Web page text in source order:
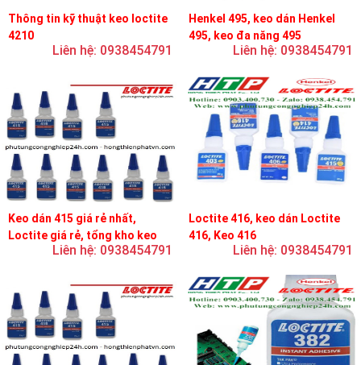
Thông tin kỹ thuật keo loctite
4210
Liên hệ: 0938454791
Henkel 495, keo dán Henkel
495, keo đa năng 495
Liên hệ: 0938454791
Keo dán 415 giá rẻ nhất,
Loctite giá rẻ, tổng kho keo
Liên hệ: 0938454791
Loctite 416, keo dán Loctite
416, Keo 416
Liên hệ: 0938454791